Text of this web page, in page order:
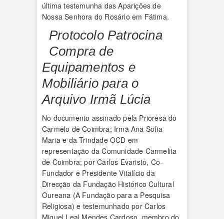
última testemunha das Aparições de
Nossa Senhora do Rosário em Fátima.
Protocolo Patrocina
Compra de
Equipamentos e
Mobiliário para o
Arquivo Irmã Lúcia
No documento assinado pela Prioresa do
Carmelo de Coimbra; Irmã Ana Sofia
Maria e da Trindade OCD em
representação da Comunidade Carmelita
de Coimbra; por Carlos Evaristo, Co-
Fundador e Presidente Vitalício da
Direcção da Fundação Histórico Cultural
Oureana (A Fundação para a Pesquisa
Religiosa) e testemunhado por Carlos
Miguel Leal Mendes Cardoso, membro do